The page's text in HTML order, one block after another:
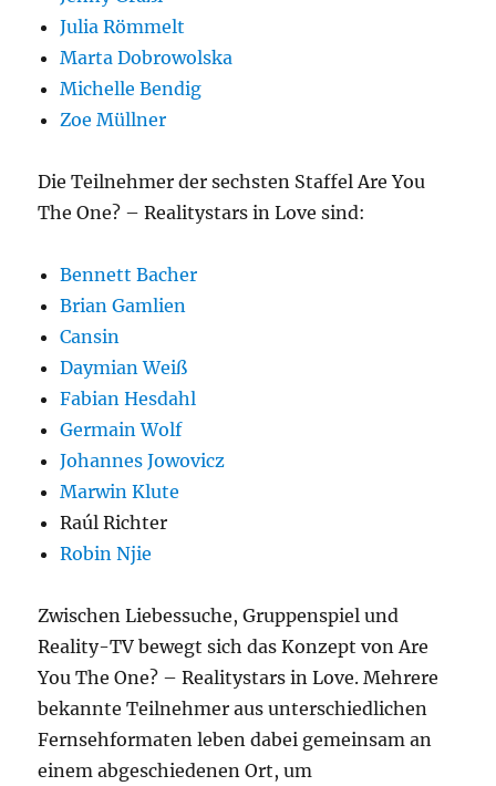
Julia Römmelt
Marta Dobrowolska
Michelle Bendig
Zoe Müllner
Die Teilnehmer der sechsten Staffel Are You
The One? – Realitystars in Love sind:
Bennett Bacher
Brian Gamlien
Cansin
Daymian Weiß
Fabian Hesdahl
Germain Wolf
Johannes Jowovicz
Marwin Klute
Raúl Richter
Robin Njie
Zwischen Liebessuche, Gruppenspiel und
Reality-TV bewegt sich das Konzept von Are
You The One? – Realitystars in Love. Mehrere
bekannte Teilnehmer aus unterschiedlichen
Fernsehformaten leben dabei gemeinsam an
einem abgeschiedenen Ort, um